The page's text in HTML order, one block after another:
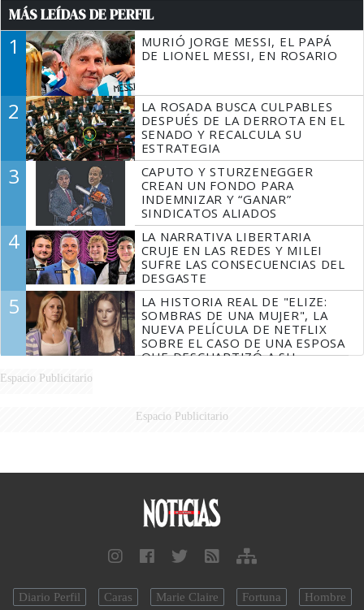
MÁS LEÍDAS DE PERFIL
1
MURIÓ JORGE MESSI, EL PAPÁ
DE LIONEL MESSI, EN ROSARIO
2
LA ROSADA BUSCA CULPABLES
DESPUÉS DE LA DERROTA EN EL
SENADO Y RECALCULA SU
ESTRATEGIA
3
CAPUTO Y STURZENEGGER
CREAN UN FONDO PARA
INDEMNIZAR Y “GANAR”
SINDICATOS ALIADOS
4
LA NARRATIVA LIBERTARIA
CRUJE EN LAS REDES Y MILEI
SUFRE LAS CONSECUENCIAS DEL
DESGASTE
5
LA HISTORIA REAL DE "ELIZE:
SOMBRAS DE UNA MUJER", LA
NUEVA PELÍCULA DE NETFLIX
SOBRE EL CASO DE UNA ESPOSA
QUE DESCUARTIZÓ A SU
Espacio Publicitario
Espacio Publicitario
Diario Perfil Caras Marie Claire Fortuna Hombre